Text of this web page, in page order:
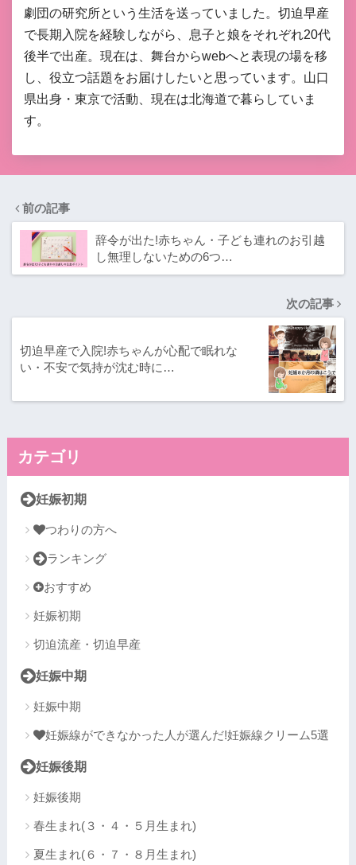
劇団の研究所という生活を送っていました。切迫早産
で長期入院を経験しながら、息子と娘をそれぞれ20代
後半で出産。現在は、舞台からwebへと表現の場を移
し、役立つ話題をお届けしたいと思っています。山口
県出身・東京で活動、現在は北海道で暮らしていま
す。
前の記事
辞令が出た!赤ちゃん・子ども連れのお引越
し無理しないための6つ…
次の記事
切迫早産で入院!赤ちゃんが心配で眠れな
い・不安で気持が沈む時に…
カテゴリ
妊娠初期
つわりの方へ
ランキング
おすすめ
妊娠初期
切迫流産・切迫早産
妊娠中期
妊娠中期
妊娠線ができなかった人が選んだ!妊娠線クリーム5選
妊娠後期
妊娠後期
春生まれ(３・４・５月生まれ)
夏生まれ(６・７・８月生まれ)